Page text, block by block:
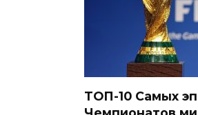
ТОП-10 Самых